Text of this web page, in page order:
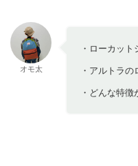
オモ太
・ローカッ
・アルトラ
・どんな特徴